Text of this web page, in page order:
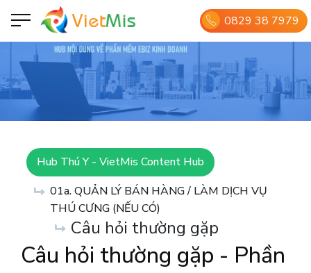
0829 38 7979
Hub Thú Y - VietMis Content Hub
01a. QUẢN LÝ BÁN HÀNG / LÀM DỊCH VỤ
THÚ CƯNG (NẾU CÓ)
Câu hỏi thường gặp
Câu hỏi thường gặp - Phần